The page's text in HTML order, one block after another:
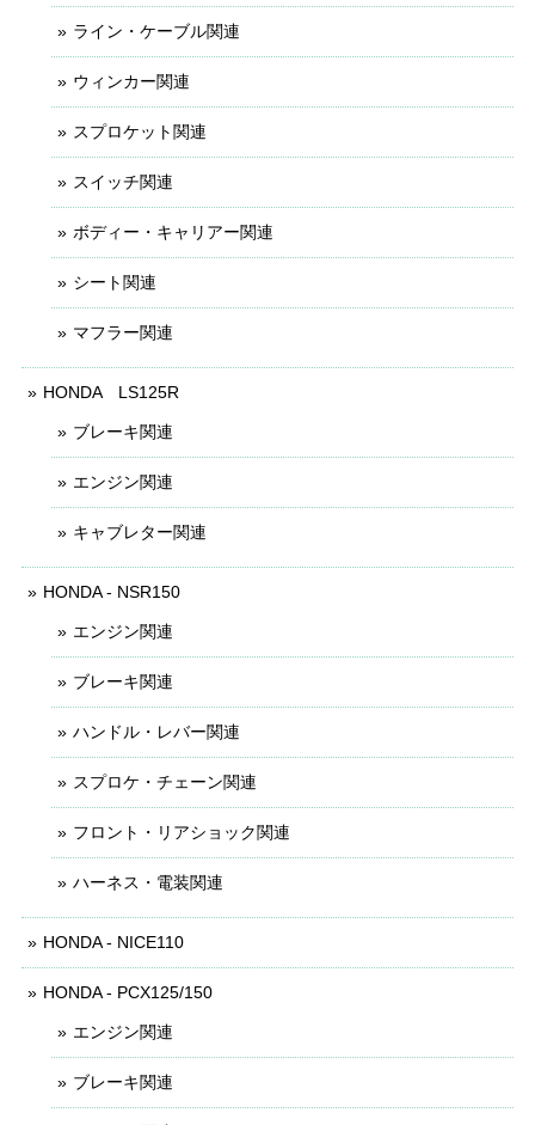
ライン・ケーブル関連
ウィンカー関連
スプロケット関連
スイッチ関連
ボディー・キャリアー関連
シート関連
マフラー関連
HONDA LS125R
ブレーキ関連
エンジン関連
キャブレター関連
HONDA - NSR150
エンジン関連
ブレーキ関連
ハンドル・レバー関連
スプロケ・チェーン関連
フロント・リアショック関連
ハーネス・電装関連
HONDA - NICE110
HONDA - PCX125/150
エンジン関連
ブレーキ関連